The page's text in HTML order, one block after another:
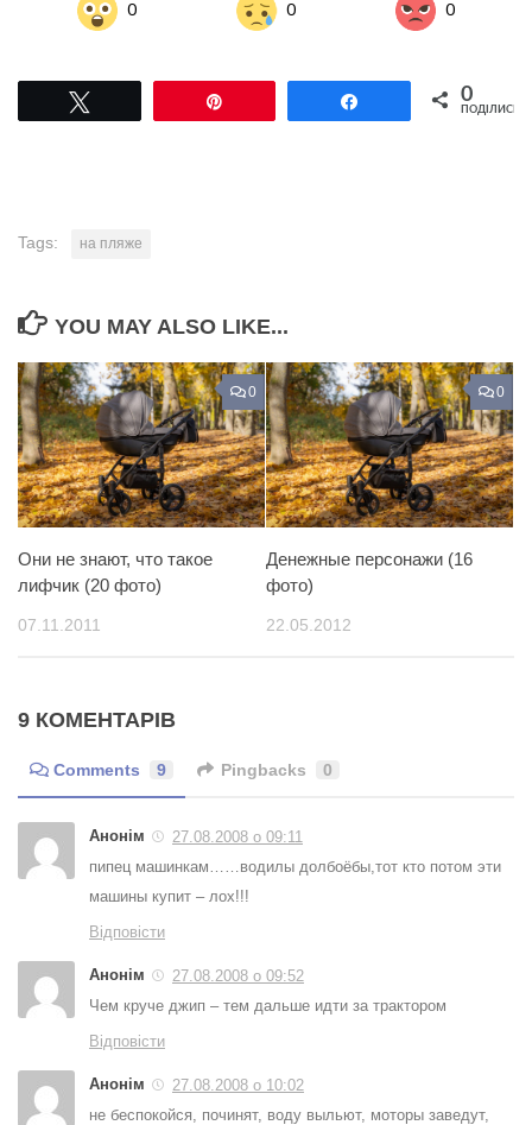
0 0 0
Поділитися0
ПОДІЛИСЬ
Tags: на пляже
YOU MAY ALSO LIKE...
0
Они не знают, что такое
лифчик (20 фото)
07.11.2011
0
Денежные персонажи (16
фото)
22.05.2012
9 КОМЕНТАРІВ
Comments 9 Pingbacks 0
Анонім
27.08.2008 о 09:11
пипец машинкам……водилы долбоёбы,тот кто потом эти
машины купит – лох!!!
Відповісти
Анонім
27.08.2008 о 09:52
Чем круче джип – тем дальше идти за трактором
Відповісти
Анонім
27.08.2008 о 10:02
не беспокойся, починят, воду выльют, моторы заведут,